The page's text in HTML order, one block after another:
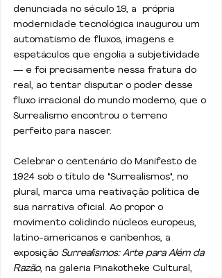
denunciada no século 19, a  própria
modernidade tecnológica inaugurou um
automatismo de fluxos, imagens e
espetáculos que engolia a subjetividade
— e foi precisamente nessa fratura do
real, ao tentar disputar o poder desse
fluxo irracional do mundo moderno, que o
Surrealismo encontrou o terreno
perfeito para nascer.
Celebrar o centenário do Manifesto de
1924 sob o título de "Surrealismos", no
plural, marca uma reativação política de
sua narrativa oficial. Ao propor o
movimento colidindo núcleos europeus,
latino-americanos e caribenhos, a
exposição Surrealismos: Arte para Além da
Razão, na galeria Pinakotheke Cultural,